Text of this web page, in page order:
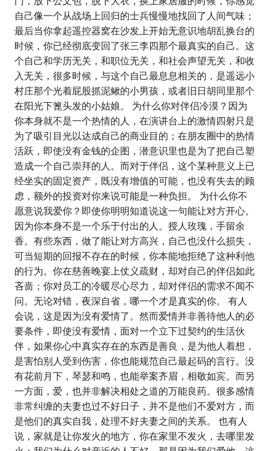
自己像一个从战场上回归的士兵慢慢地找回了人间气味；
最后当你拿起遥控器窝在沙发上开始无意识地胡乱换台的
时候，你已经彻底变回了张三李四那个最真实的自己。这
个自己和学历无关，和职位无关，和社会声望无关，和收
入无关，很多时候，与这个自己最息息相关的，是遥远小
村庄那个光着屁股抓泥鳅的小男孩，或者旧日胡同里那个
在阳光下篦头发的小姑娘。 为什么你对伴侣冷漠？因为
你本身就不是一个热情的人，在演讲台上的激情四射只是
为了吸引目光以达成自己的商业目的；在朋友圈中的热情
活跃，即使没有金钱的企图，潜意识里也是为了把自己塑
造成一个自己崇拜的人。而对于伴侣，这个某种意义上已
经坐实的固定资产，既没有增值的可能，也没有失去的顾
虑，额外的投资对你来说可能是一种负担。 为什么你不
愿意说我爱你？即使你明明知道说这一句能让对方开心。
因为你本身不是一个乐于付出的人。授人玫瑰，手留余
香。有些东西，做了能让对方高兴，自己也没什么损失，
可当短期的回报不存在的时候，你本能地拒绝了这种利他
的行为。你在慈善晚宴上仗义疏财，却对自己的伴侣如此
吝啬；你对员工的冷暖尽心尽力，却对伴侣的需求不闻不
问。无论对错，夜深自省，哪一个才是真实的你。 有人
会说，这是因为没有爱情了。然而爱情并非善待他人的必
要条件，即使没有爱情，面对一个立下过契约的生活伙
伴，如果你心中真实存在的东西是善良，是为他人着想，
是害怕别人受到伤害，你也能规范自己最起码的言行。没
有花前月下，琴瑟和鸣，也能举案齐眉，相敬如宾。而另
一方面，爱，也并非解决相处之道的万能良药。很多感情
非常纠缠的夫妻也过不好日子，并不是他们不爱对方，而
是他们的真实自我，处理不好夫妻之间的关系。 也有人
说，家就是让你发火的地方，你在家里不发火，去哪里发